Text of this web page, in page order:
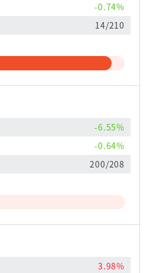
-0.74%
14/210
-6.55%
-0.64%
200/208
3.98%